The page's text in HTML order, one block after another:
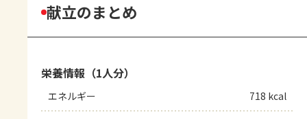
献立のまとめ
栄養情報（1人分）
エネルギー 718 kcal